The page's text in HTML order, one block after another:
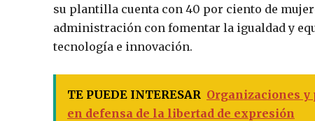
su plantilla cuenta con 40 por ciento de
administración con fomentar la igualdad y
tecnología e innovación.
TE PUEDE INTERESAR Organizaciones y
en defensa de la libertad de expresión